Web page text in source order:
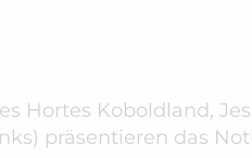
Hortes Koboldland,
präsentieren das